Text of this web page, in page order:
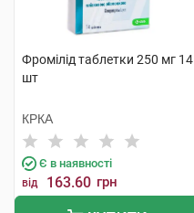
Фромілід таблетки 250 мг 14
шт
КРКА
Є в наявності
від 163.60 грн